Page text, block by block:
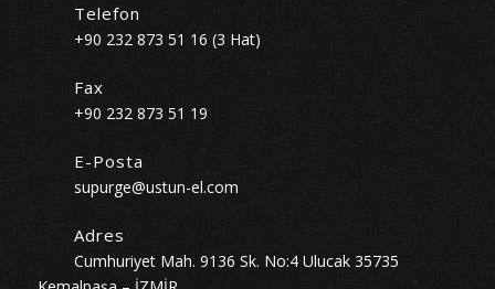
Telefon
+90 232 873 51 16 (3 Hat)
Fax
+90 232 873 51 19
E-Posta
supurge@ustun-el.com
Adres
Cumhuriyet Mah. 9136 Sk. No:4 Ulucak 35735